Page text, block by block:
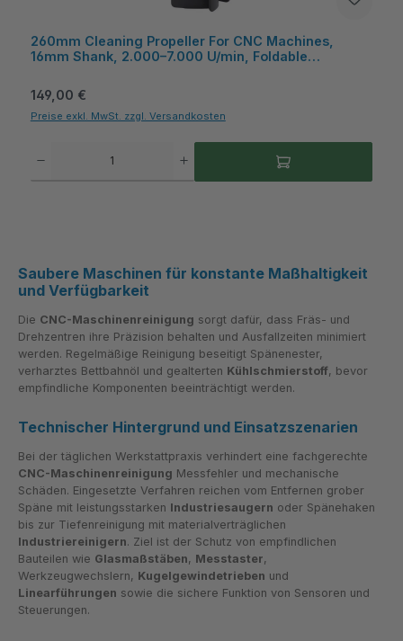
260mm Cleaning Propeller For CNC Machines,
16mm Shank, 2.000–7.000 U/min, Foldable
Regulärer Preis:
149,00 €
Preise exkl. MwSt. zzgl. Versandkosten
Saubere Maschinen für konstante Maßhaltigkeit
und Verfügbarkeit
Die CNC-Maschinenreinigung sorgt dafür, dass Fräs- und
Drehzentren ihre Präzision behalten und Ausfallzeiten minimiert
werden. Regelmäßige Reinigung beseitigt Spänenester,
verharztes Bettbahnöl und gealterten Kühlschmierstoff, bevor
empfindliche Komponenten beeinträchtigt werden.
Technischer Hintergrund und Einsatzszenarien
Bei der täglichen Werkstattpraxis verhindert eine fachgerechte
CNC-Maschinenreinigung Messfehler und mechanische
Schäden. Eingesetzte Verfahren reichen vom Entfernen grober
Späne mit leistungsstarken Industriesaugern oder Spänehaken
bis zur Tiefenreinigung mit materialverträglichen
Industriereinigern. Ziel ist der Schutz von empfindlichen
Bauteilen wie Glasmaßstäben, Messtaster,
Werkzeugwechslern, Kugelgewindetrieben und
Linearführungen sowie die sichere Funktion von Sensoren und
Steuerungen.